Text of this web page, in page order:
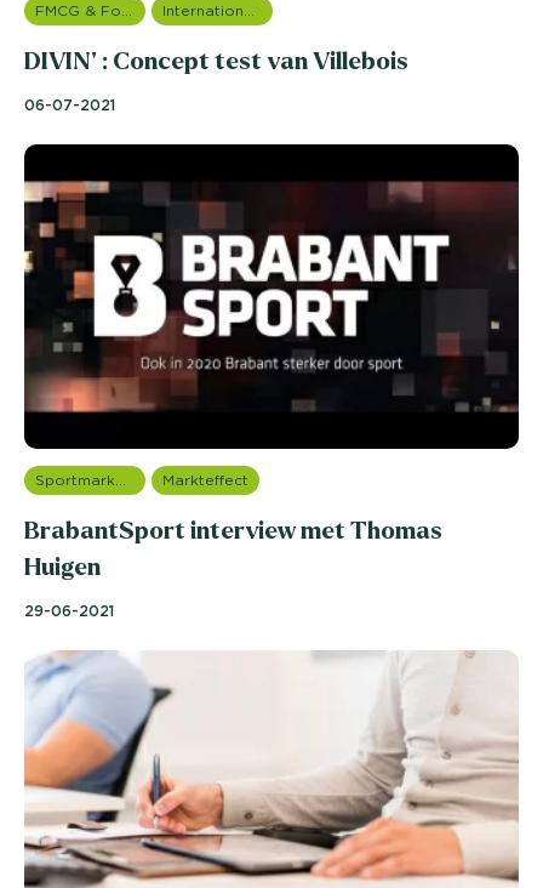
FMCG & Food branche Internationale onderzoeken
DIVIN' : Concept test van Villebois
06-07-2021
Sportmarketing onderzoek Markteffect
BrabantSport interview met Thomas
Huigen
29-06-2021